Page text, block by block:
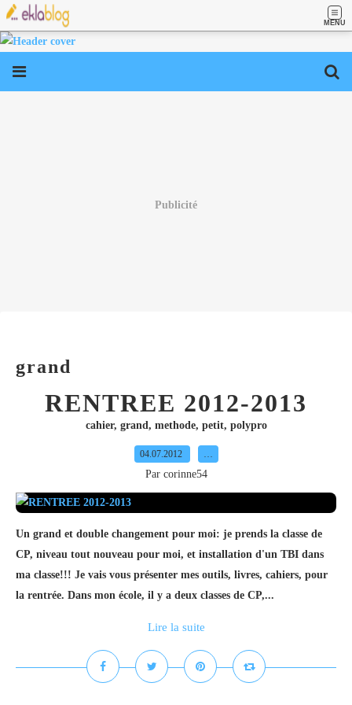
MENU
Publicité
grand
RENTREE 2012-2013
cahier, grand, methode, petit, polypro
04.07.2012 …
Par corinne54
Un grand et double changement pour moi: je prends la classe de
CP, niveau tout nouveau pour moi, et installation d'un TBI dans
ma classe!!! Je vais vous présenter mes outils, livres, cahiers, pour
la rentrée. Dans mon école, il y a deux classes de CP,...
Lire la suite